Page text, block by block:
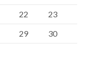
22
23
29
30